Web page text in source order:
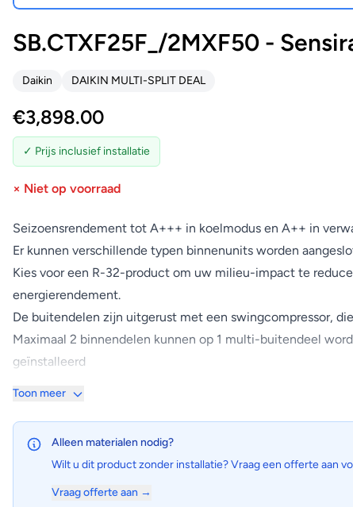
SB.CTXF25F_/2MXF50 -
Daikin DAIKIN MULTI-SPLIT DEAL
€3,898.00
✓ Prijs inclusief installatie
× Niet op voorraad
Seizoensrendement tot A+++ in koelmodus en A++ in
Er kunnen verschillende typen binnenunits worden
Kies voor een R-32-product om uw milieu-impact te
energierendement.
De buitendelen zijn uitgerust met een swingcompressor,
Maximaal 2 binnendelen kunnen op 1 multi-buitendeel
geïnstalleerd
temperaturen.
Toon meer
Alleen materialen nodig?
Wilt u dit product zonder installatie? Vraag een offerte aan
Vraag offerte aan →